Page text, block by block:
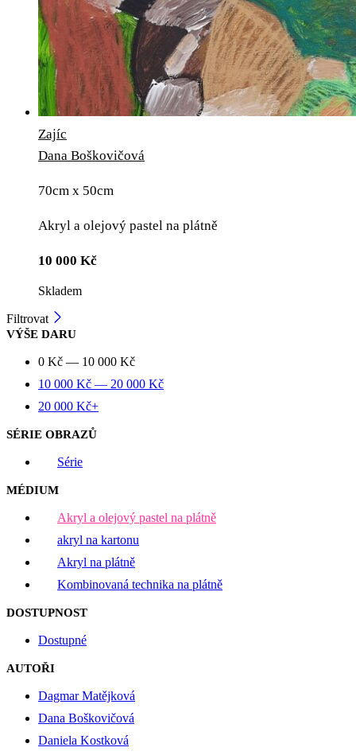
Zajíc
Dana Boškovičová
70cm x 50cm
Akryl a olejový pastel na plátně
10 000 Kč
Skladem
Filtrovat
VÝŠE DARU
0 Kč — 10 000 Kč
10 000 Kč — 20 000 Kč
20 000 Kč+
SÉRIE OBRAZŮ
Série
MÉDIUM
Akryl a olejový pastel na plátně
akryl na kartonu
Akryl na plátně
Kombinovaná technika na plátně
DOSTUPNOST
Dostupné
AUTOŘI
Dagmar Matějková
Dana Boškovičová
Daniela Kostková